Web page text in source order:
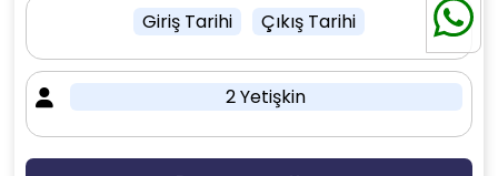
Giriş Tarihi Çıkış Tarihi
2 Yetişkin